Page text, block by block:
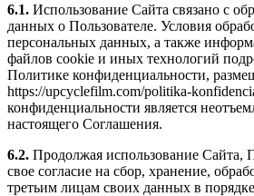
6.1. Использование Сайта связано с
данных о Пользователе. Условия
персональных данных, а также
файлов cookie и иных технологий
Политике конфиденциальности,
https://upcyclefilm.com/politika-
конфиденциальности является
настоящего Соглашения.
6.2. Продолжая использование Сайта,
свое согласие на сбор, хранение,
третьим лицам своих данных в